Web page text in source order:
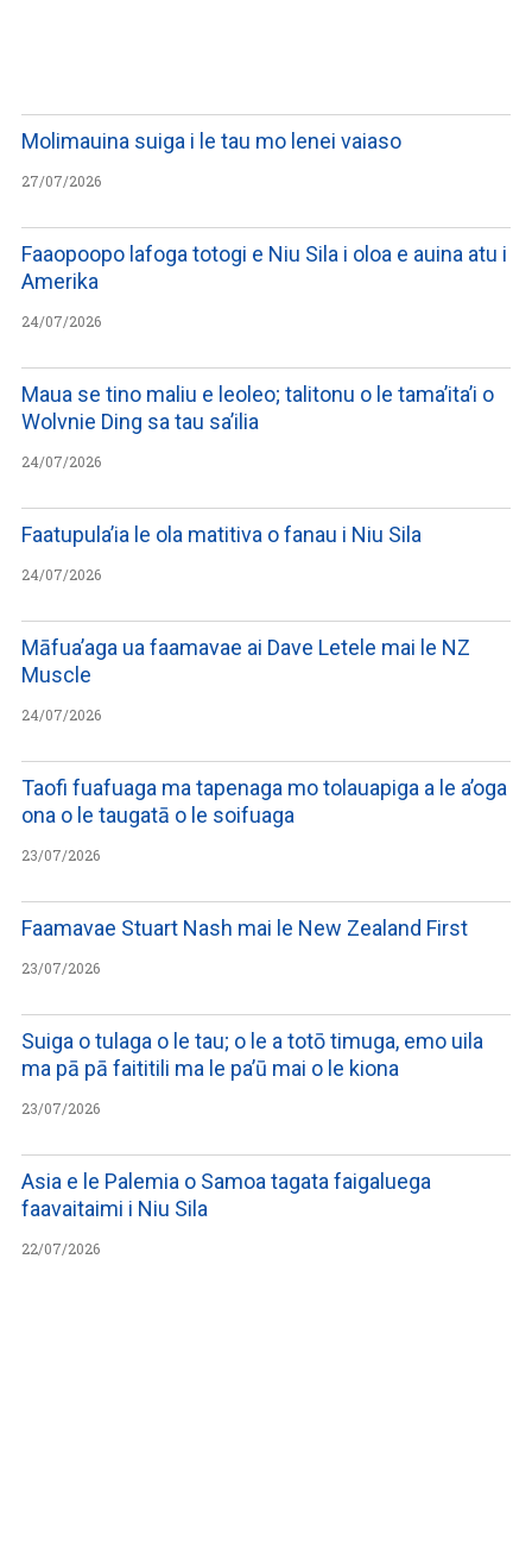
Molimauina suiga i le tau mo lenei vaiaso
27/07/2026
Faaopoopo lafoga totogi e Niu Sila i oloa e auina atu i
Amerika
24/07/2026
Maua se tino maliu e leoleo; talitonu o le tama’ita’i o
Wolvnie Ding sa tau sa’ilia
24/07/2026
Faatupula’ia le ola matitiva o fanau i Niu Sila
24/07/2026
Māfua’aga ua faamavae ai Dave Letele mai le NZ
Muscle
24/07/2026
Taofi fuafuaga ma tapenaga mo tolauapiga a le a’oga
ona o le taugatā o le soifuaga
23/07/2026
Faamavae Stuart Nash mai le New Zealand First
23/07/2026
Suiga o tulaga o le tau; o le a totō timuga, emo uila
ma pā pā faititili ma le pa’ū mai o le kiona
23/07/2026
Asia e le Palemia o Samoa tagata faigaluega
faavaitaimi i Niu Sila
22/07/2026